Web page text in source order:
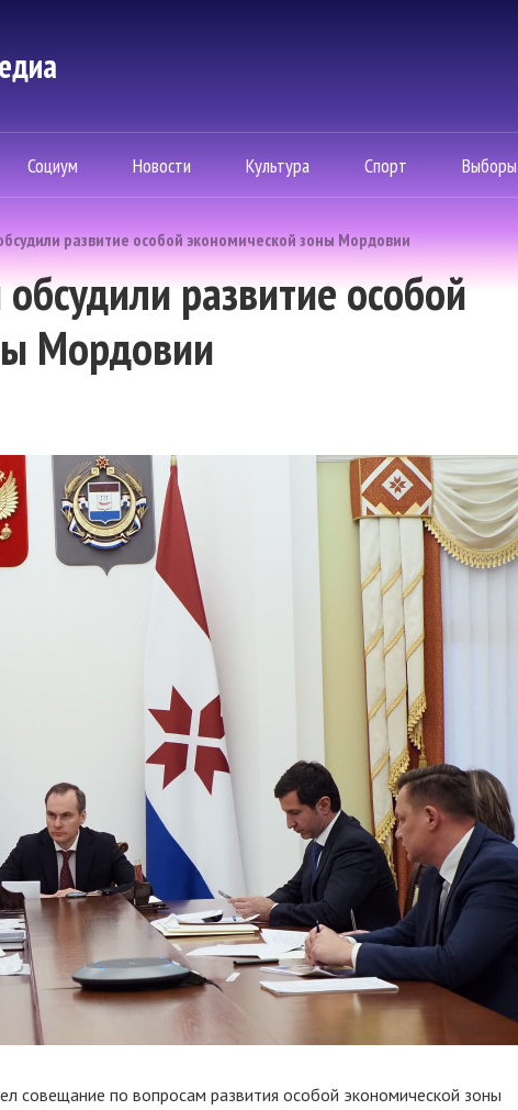
Социум Новости Культура Спорт Выборы
развитие особой экономической зоны Мордовии
развитие особой
Мордовии
совещание по вопросам развития особой экономической зоны